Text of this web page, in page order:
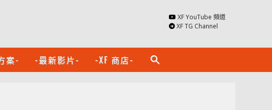
XF YouTube 頻道
XF TG Channel
案- -最新影片- -XF 商店- search